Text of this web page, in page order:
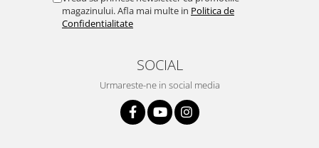
magazinului. Afla mai multe in Politica de
Confidentialitate
SOCIAL
Urmareste-ne in social media